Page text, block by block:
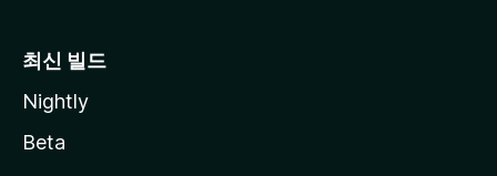
최신 빌드
Nightly
Beta